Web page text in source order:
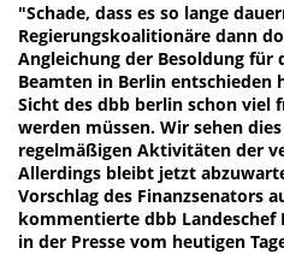
"Schade, dass es so lange
Regierungskoalitionäre dann
Angleichung der Besoldung für
Beamten in Berlin entschieden
Sicht des dbb berlin schon viel
werden müssen. Wir sehen
regelmäßigen Aktivitäten der
Allerdings bleibt jetzt
Vorschlag des Finanzsenators
kommentierte dbb Landeschef
in der Presse vom heutigen